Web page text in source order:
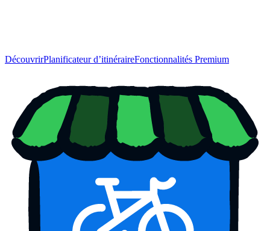
DécouvrirPlanificateur d’itinéraireFonctionnalités Premium